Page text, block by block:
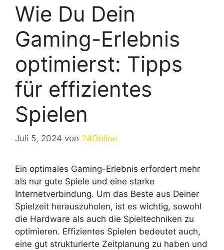
Wie Du Dein
Gaming-Erlebnis
optimierst: Tipps
für effizientes
Spielen
Juli 5, 2024 von 24Online
Ein optimales Gaming-Erlebnis erfordert mehr
als nur gute Spiele und eine starke
Internetverbindung. Um das Beste aus Deiner
Spielzeit herauszuholen, ist es wichtig, sowohl
die Hardware als auch die Spieltechniken zu
optimieren. Effizientes Spielen bedeutet auch,
eine gut strukturierte Zeitplanung zu haben und